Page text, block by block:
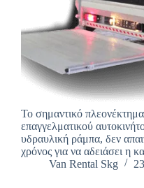
Το σημαντικό
επαγγελματικού
υδραυλική ράμπα, δεν
χρόνος για να αδειάσει η
Van Rental Skg